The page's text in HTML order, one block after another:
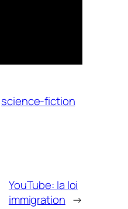
science-fiction
YouTube: la loi
immigration →